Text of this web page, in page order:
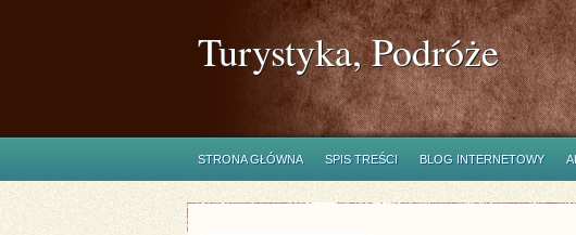
Turystyka, Podróże
STRONA GŁÓWNA SPIS TREŚCI BLOG INTERNETOWY